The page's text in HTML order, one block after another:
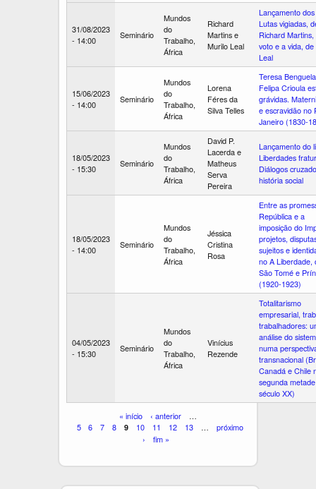
31/08/2023
- 14:00
Seminário
Mundos
do
Trabalho,
África
Richard
Martins e
Murilo Leal
Lançamento
Lutas vigiadas,
Richard
voto e a vida,
Leal
15/06/2023
- 14:00
Seminário
Mundos
do
Trabalho,
África
Lorena
Féres da
Silva Telles
Teresa
Felipa Crioula
grávidas.
e escravidão no
Janeiro (1830-
18/05/2023
- 15:30
Seminário
Mundos
do
Trabalho,
África
David P.
Lacerda e
Matheus
Serva
Pereira
Lançamento do
Liberdades
Diálogos
história social
18/05/2023
- 14:00
Seminário
Mundos
do
Trabalho,
África
Jéssica
Cristina
Rosa
Entre as
República e a
imposição do
projetos,
sujeitos e
no A Liberdade,
São Tomé e
(1920-1923)
04/05/2023
- 15:30
Seminário
Mundos
do
Trabalho,
África
Vinícius
Rezende
Totalitarismo
empresarial,
trabalhadores:
análise do
numa
transnacional
Canadá e Chile
segunda
século XX)
i
« início ‹ anterior
…
5
6 7 8 9 10 11 12 13 …
próximo
›
fim »